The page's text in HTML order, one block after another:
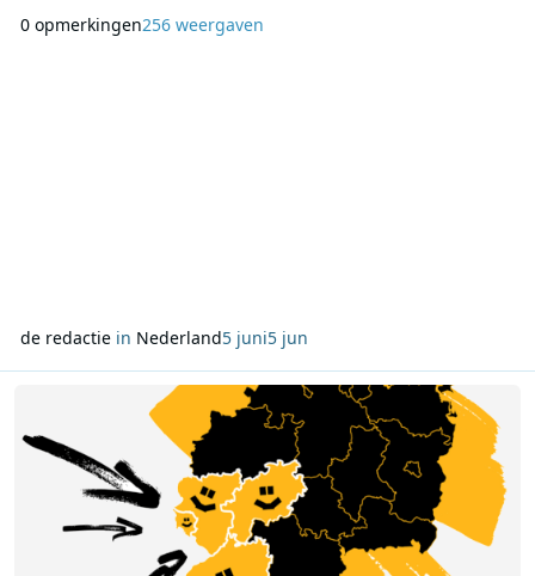
waardering voor de programmering en de verdere groei van
0 opmerkingen256 weergaven
de redactiein Nederland5 juni5 jun
Lees meer over DASDING start gezamenlijke jeugdzender met hr,